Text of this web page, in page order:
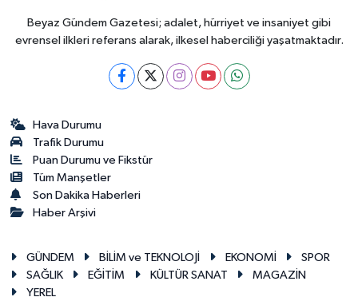
Beyaz Gündem Gazetesi; adalet, hürriyet ve insaniyet gibi
evrensel ilkleri referans alarak, ilkesel haberciliği yaşatmaktadır.
Hava Durumu
Trafik Durumu
Puan Durumu ve Fikstür
Tüm Manşetler
Son Dakika Haberleri
Haber Arşivi
GÜNDEM BİLİM ve TEKNOLOJİ EKONOMİ
SPOR
SAĞLIK
EĞİTİM KÜLTÜR SANAT
MAGAZİN
YEREL